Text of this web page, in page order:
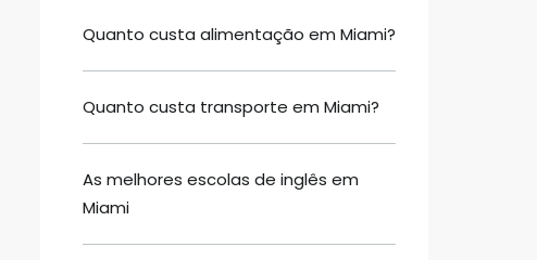
Quanto custa alimentação em Miami?
Quanto custa transporte em Miami?
As melhores escolas de inglês em
Miami